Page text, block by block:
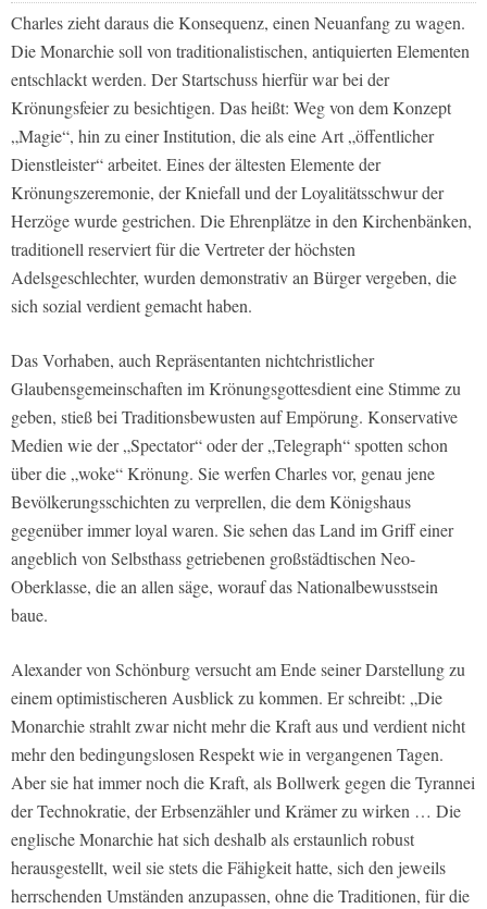
Charles zieht daraus die Konsequenz, einen Neuanfang zu wagen.
Die Monarchie soll von traditionalistischen, antiquierten Elementen
entschlackt werden. Der Startschuss hierfür war bei der
Krönungsfeier zu besichtigen. Das heißt: Weg von dem Konzept
„Magie“, hin zu einer Institution, die als eine Art „öffentlicher
Dienstleister“ arbeitet. Eines der ältesten Elemente der
Krönungszeremonie, der Kniefall und der Loyalitätsschwur der
Herzöge wurde gestrichen. Die Ehrenplätze in den Kirchenbänken,
traditionell reserviert für die Vertreter der höchsten
Adelsgeschlechter, wurden demonstrativ an Bürger vergeben, die
sich sozial verdient gemacht haben.
Das Vorhaben, auch Repräsentanten nichtchristlicher
Glaubensgemeinschaften im Krönungsgottesdient eine Stimme zu
geben, stieß bei Traditionsbewusten auf Empörung. Konservative
Medien wie der „Spectator“ oder der „Telegraph“ spotten schon
über die „woke“ Krönung. Sie werfen Charles vor, genau jene
Bevölkerungsschichten zu verprellen, die dem Königshaus
gegenüber immer loyal waren. Sie sehen das Land im Griff einer
angeblich von Selbsthass getriebenen großstädtischen Neo-
Oberklasse, die an allen säge, worauf das Nationalbewusstsein
baue.
Alexander von Schönburg versucht am Ende seiner Darstellung zu
einem optimistischeren Ausblick zu kommen. Er schreibt: „Die
Monarchie strahlt zwar nicht mehr die Kraft aus und verdient nicht
mehr den bedingungslosen Respekt wie in vergangenen Tagen.
Aber sie hat immer noch die Kraft, als Bollwerk gegen die Tyrannei
der Technokratie, der Erbsenzähler und Krämer zu wirken … Die
englische Monarchie hat sich deshalb als erstaunlich robust
herausgestellt, weil sie stets die Fähigkeit hatte, sich den jeweils
herrschenden Umständen anzupassen, ohne die Traditionen, für die